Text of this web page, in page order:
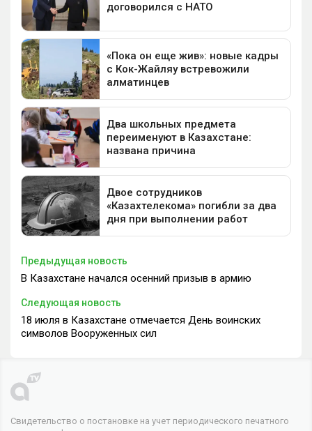
Предыдущая новость
В Казахстане начался осенний призыв в армию
Следующая новость
18 июля в Казахстане отмечается День воинских
символов Вооруженных сил
Свидетельство о постановке на учет периодического печатного